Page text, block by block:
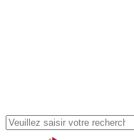
Rechercher
dans